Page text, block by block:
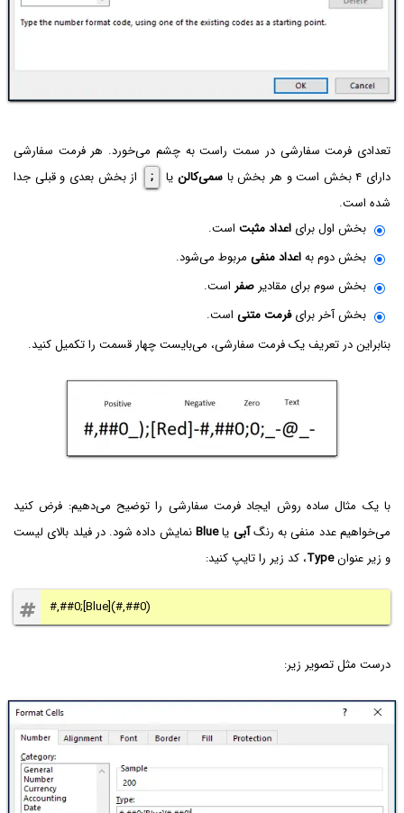
تعدادی فرمت سفارشی در سمت راست به چشم می‌خورد. هر فرمت سفارشی
دارای ۴ بخش است و هر بخش با
سمی‌کالن یا ;
از بخش بعدی و قبلی جدا
شده است.
بخش اول برای اعداد مثبت است.
بخش دوم بهاعداد منفی مربوط می‌شود.
بخش سوم برای مقادیر صفر است.
بخش آخر برایفرمت متنی است.
بنابراین در تعریف یک فرمت سفارشی، می‌بایست چهار قسمت را تکمیل کنید.
با یک مثال ساده روش ایجاد فرمت سفارشی را توضیح می‌دهیم: فرض کنید
می‌خواهیم عدد منفی به رنگآبی یاBlueنمایش داده شود. در فیلد بالای لیست
و زیر عنوانType، کد زیر را تایپ کنید:
#,##0;[Blue](#,##0)
درست مثل تصویر زیر: